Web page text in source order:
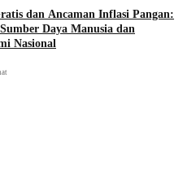
dan Ancaman Inflasi Pangan:
Daya Manusia dan
Nasional